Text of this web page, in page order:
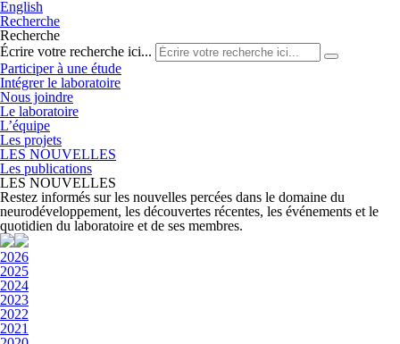
English
Recherche
Recherche
Écrire votre recherche ici...
Participer à une étude
Intégrer le laboratoire
Nous joindre
Le laboratoire
L’équipe
Les projets
LES NOUVELLES
Les publications
LES NOUVELLES
Restez informés sur les nouvelles percées dans le domaine du
neurodéveloppement, les découvertes récentes, les événements et le
quotidien du laboratoire et de ses membres.
2026
2025
2024
2023
2022
2021